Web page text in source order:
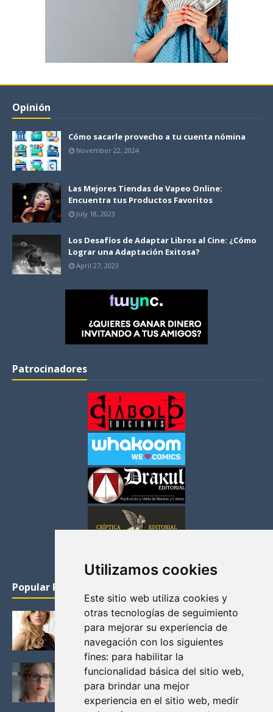
Utilizamos cookies
Este sitio web utiliza cookies y
otras tecnologías de seguimiento
para mejorar su experiencia de
navegación con los siguientes
fines: para habilitar la
funcionalidad básica del sitio web,
para brindar una mejor
experiencia en el sitio web, medir
Opinión
Cómo sacarle provecho a tu cuenta nómina
November 22, 2024
Las Mejores Tiendas de Vapeo Online:
Encuentra tus Productos Favoritos
July 18, 2023
Los Desafíos de Adaptar Libros al Cine: ¿Cómo
Lograr una Adaptación Exitosa?
April 27, 2023
Patrocinadores
Popular Posts
KATHERYN WINNICK: LA ACTRIZ MAS GUAPA DE
VIKINGOS
Junio 14, 2013
FELICITY (EMILY BETT RICKARDS), LAS FOTOS
MAS BONITAS DE LA ALIADA DE ARROW
Noviembre 30, 2013